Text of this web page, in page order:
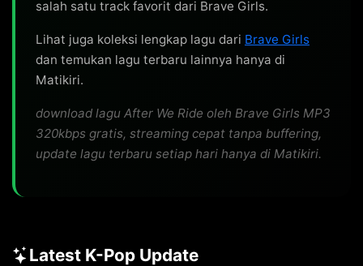
salah satu track favorit dari Brave Girls.
Lihat juga koleksi lengkap lagu dari Brave Girls
dan temukan lagu terbaru lainnya hanya di
Matikiri.
download lagu After We Ride oleh Brave Girls MP3
320kbps gratis, streaming cepat tanpa buffering,
update lagu terbaru setiap hari hanya di Matikiri.
Latest K-Pop Update